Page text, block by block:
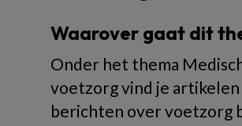
Waarover gaat dit
Onder het thema
voetzorg vind je artikelen
berichten over voetzorg